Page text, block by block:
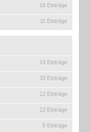
18 Einträge
11 Einträge
14 Einträge
33 Einträge
12 Einträge
12 Einträge
5 Einträge